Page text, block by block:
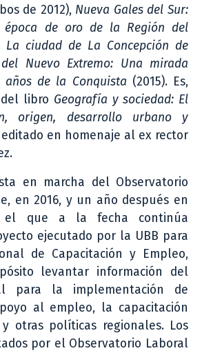
de 2012), Nueva Gales del Sur:
época de oro de la Región del
La ciudad de La Concepción de
Nuevo Extremo: Una mirada
años de la Conquista (2015). Es,
libro Geografía y sociedad: El
origen, desarrollo urbano y
en homenaje al ex rector
en marcha del Observatorio
en 2016, y un año después en
que a la fecha continúa
ejecutado por la UBB para
de Capacitación y Empleo,
levantar información del
para la implementación de
al empleo, la capacitación
otras políticas regionales. Los
por el Observatorio Laboral